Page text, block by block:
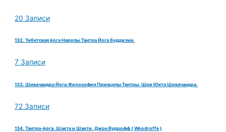
20 Записи
132. Тибетская йога Наропы.Тантра Йога буддизма.
7 Записи
133. Шивачандра Йога.Философия Принципы Тантры. Шри Юкта Шивачандра.
72 Записи
134. Тантра-йога. Шакта и Шакти. Джон Вудрофф ( Woodroffe )